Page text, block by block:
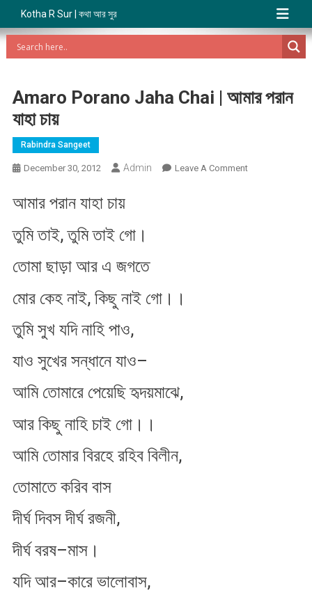
Kotha R Sur | কথা আর সুর
Amaro Porano Jaha Chai | আমার পরান
যাহা চায়
Rabindra Sangeet
December 30, 2012 Admin Leave A CommentOn
আমার পরান যাহা চায়
তুমি তাই,তুমি তাই গো।
তোমা ছাড়া আর এ জগতে
মোর কেহ নাই, কিছু নাই গো।।
তুমি সুখ যদি নাহি পাও,
যাও সুখের সন্ধানে যাও–
আমি তোমারে পেয়েছি হৃদয়মাঝে,
আর কিছু নাহি চাই গো।।
আমি তোমার বিরহে রহিব বিলীন,
তোমাতে করিব বাস
দীর্ঘ দিবস দীর্ঘ রজনী,
দীর্ঘ বরষ–মাস।
যদি আর–কারে ভালোবাস,